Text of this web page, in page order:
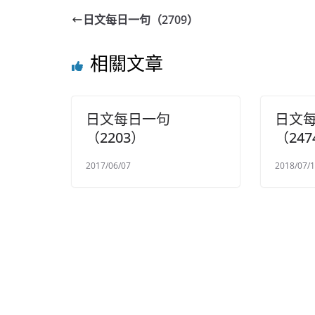
日文每日一句（2709）
相關文章
日文每日一句
（2203）
2017/06/07
日文
（
2018/07/